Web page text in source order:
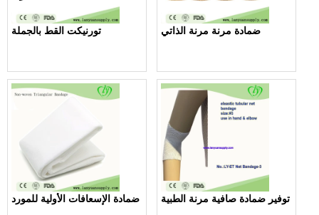
تورنيكت القط بالجملة ضمادة مرنة مرنة الذاتي
ضمادة الإسعافات الأولية للمورد توفير ضمادة صافية مرنة الطبية